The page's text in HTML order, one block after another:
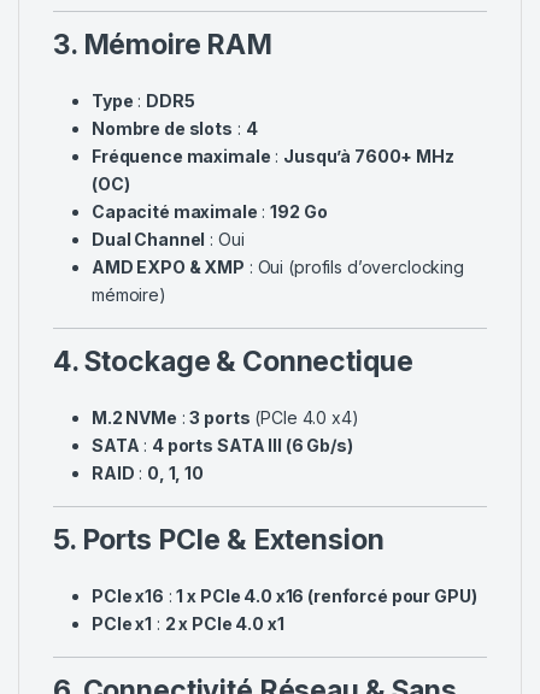
3. Mémoire RAM
Type : DDR5
Nombre de slots : 4
Fréquence maximale : Jusqu’à 7600+ MHz
(OC)
Capacité maximale :192 Go
Dual Channel : Oui
AMD EXPO & XMP : Oui (profils d’overclocking
mémoire)
4. Stockage & Connectique
M.2 NVMe :3 ports (PCIe 4.0 x4)
SATA : 4 ports SATA III (6 Gb/s)
RAID : 0, 1, 10
5. Ports PCIe & Extension
PCIe x16 :1 x PCIe 4.0 x16 (renforcé pour GPU)
PCIe x1 : 2 x PCIe 4.0 x1